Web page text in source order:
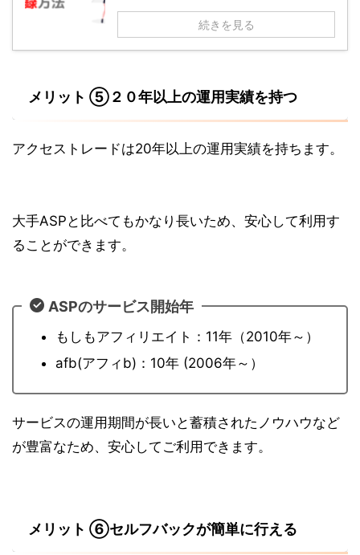
続きを見る
メリット ⑤２０年以上の運用実績を持つ
アクセストレードは20年以上の運用実績を持ちます。
大手ASPと比べてもかなり長いため、安心して利用す
ることができます。
ASPのサービス開始年
もしもアフィリエイト：11年（2010年～）
afb(アフィb)：10年 (2006年～）
サービスの運用期間が長いと蓄積されたノウハウなど
が豊富なため、安心してご利用できます。
メリット ⑥セルフバックが簡単に行える